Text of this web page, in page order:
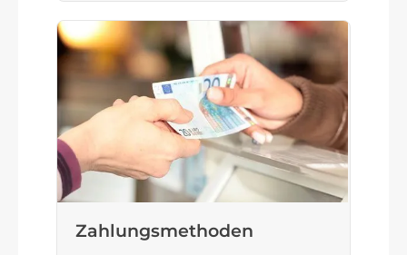
Zahlungsmethoden